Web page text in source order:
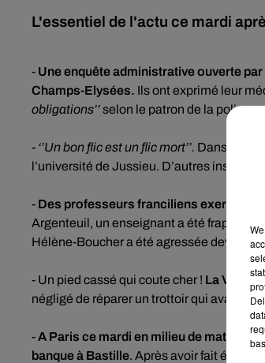
L'essentiel de l'actu ce mardi
- Une enquête administrative ouverte
Champs-Elysées. Ils ont exprimé leur
obligations’’selon le patron de la police.
- ‘’Un bon flic est un flic mort’’. Dans ce
l’université de Jussieu. D’autres
- Des professeurs franciliens exercent
Argenteuil, un enseignant a été frappé
Hélène-Boucher a été agressée devant
- Un pied cassé qui coute cher ! La Ville
négligé de réparer un trottoir qui avait
-A Paris ce mardi en milieu de matinée
banque à Bastille. Après avoir fait